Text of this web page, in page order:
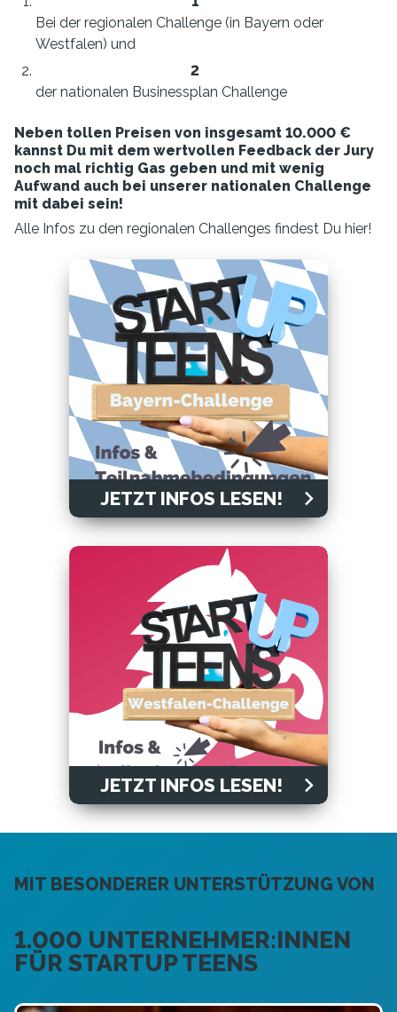
Bei der regionalen Challenge (in Bayern oder
Westfalen) und
der nationalen Businessplan Challenge
Neben tollen Preisen von insgesamt 10.000 €
kannst Du mit dem wertvollen Feedback der Jury
noch mal richtig Gas geben und mit wenig
Aufwand auch bei unserer nationalen Challenge
mit dabei sein!
Alle Infos zu den regionalen Challenges findest Du hier!
JETZT INFOS LESEN!
JETZT INFOS LESEN!
MIT BESONDERER UNTERSTÜTZUNG VON
1.000 UNTERNEHMER:INNEN
FÜR STARTUP TEENS